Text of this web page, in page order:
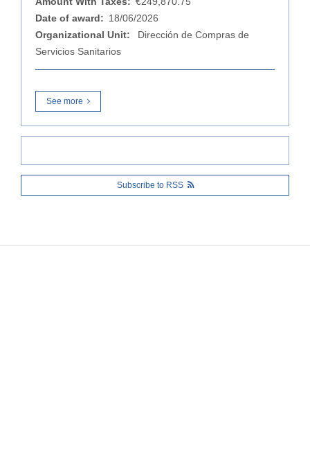
Date of award: 18/06/2026
Organizational Unit:
Dirección de Compras de
Servicios Sanitarios
See more
Subscribe to RSS